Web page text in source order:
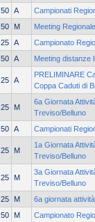
50 A
Campionati
50 M
Meeting
25 A
Campionato
50 A Meeting distanze
25 A
PRELIMINARE
Coppa Caduti di
25 M
6a Giornata
Treviso/Belluno
50 A Campionati
25 M
1a Giornata
Treviso/Belluno
25 M
3a Giornata
Treviso/Belluno
25 M
6a giornata
50 M
Campionato